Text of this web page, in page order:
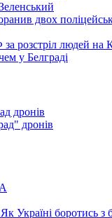
двох
розстріл людей на
у Белграді
дронів